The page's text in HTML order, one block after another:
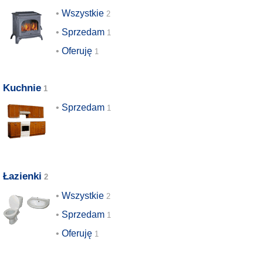
Wszystkie
Sprzedam
Oferuję
Kuchnie
Sprzedam
Łazienki
Wszystkie
Sprzedam
Oferuję